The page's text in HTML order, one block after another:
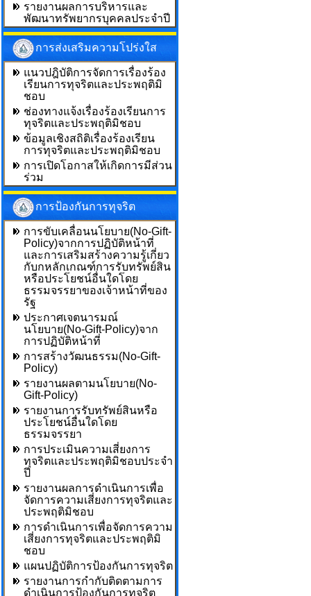
รายงานผลการบริหารและ
พัฒนาทรัพยากรบุคคลประจำปี
การส่งเสริมความโปร่งใส
แนวปฎิบัติการจัดการเรื่องร้อง
เรียนการทุจริตและประพฤติมิ
ชอบ
ช่องทางแจ้งเรื่องร้องเรียนการ
ทุจริตและประพฤติมิชอบ
ข้อมูลเชิงสถิติเรื่องร้องเรียน
การทุจริตและประพฤติมิชอบ
การเปิดโอกาสให้เกิดการมีส่วน
ร่วม
การป้องกันการทุจริต
การขับเคลื่อนนโยบาย(No-Gift-
Policy)จากการปฏิบัติหน้าที่
และการเสริมสร้างความรู้เกี่ยว
กับกหลักเกณฑ์การรับทรัพย์สิน
หรือประโยชน์อื่นใดโดย
ธรรมจรรยาของเจ้าหน้าที่ของ
รัฐ
ประกาศเจตนารมณ์
นโยบาย(No-Gift-Policy)จาก
การปฏิบัติหน้าที่
การสร้างวัฒนธรรม(No-Gift-
Policy)
รายงานผลตามนโยบาย(No-
Gift-Policy)
รายงานการรับทรัพย์สินหรือ
ประโยชน์อื่นใดโดย
ธรรมจรรยา
การประเมินความเสี่ยงการ
ทุจริตและประพฤติมิชอบประจำ
ปี
รายงานผลการดำเนินการเพื่อ
จัดการความเสี่ยงการทุจริตและ
ประพฤติมิชอบ
การดำเนินการเพื่อจัดการความ
เสี่ยงการทุจริตและประพฤติมิ
ชอบ
แผนปฏิบัติการป้องกันการทุจริต
รายงานการกำกับติดตามการ
ดำเนินการป้องกันการทุจริต